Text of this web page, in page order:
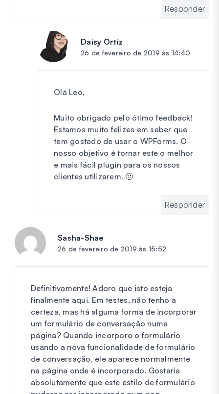
Responder
Daisy Ortiz
26 de fevereiro de 2019 às 14:40
Olá Leo,
Muito obrigado pelo ótimo feedback!
Estamos muito felizes em saber que
tem gostado de usar o WPForms. O
nosso objetivo é tornar este o melhor
e mais fácil plugin para os nossos
clientes utilizarem. 🙂
Responder
Sasha-Shae
26 de fevereiro de 2019 às 15:52
Definitivamente! Adoro que isto esteja
finalmente aqui. Em testes, não tenho a
certeza, mas há alguma forma de incorporar
um formulário de conversação numa
página? Quando incorporo o formulário
usando a nova funcionalidade de formulário
de conversação, ele aparece normalmente
na página onde é incorporado. Gostaria
absolutamente que este estilo de formulário